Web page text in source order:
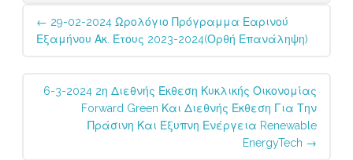
Post
navigation
← 29-02-2024 Ωρολόγιο Πρόγραμμα Εαρινού
Εξαμήνου Ακ. Έτους 2023-2024(ορθή Επανάληψη)
6-3-2024 2η Διεθνής Έκθεση Κυκλικής Οικονομίας
Forward Green Και Διεθνής Έκθεση Για Την
Πράσινη Και Έξυπνη Ενέργεια Renewable
EnergyTech →